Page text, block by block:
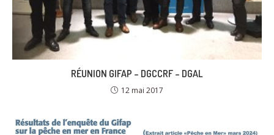
RÉUNION GIFAP – DGCCRF – DGAL
12 mai 2017